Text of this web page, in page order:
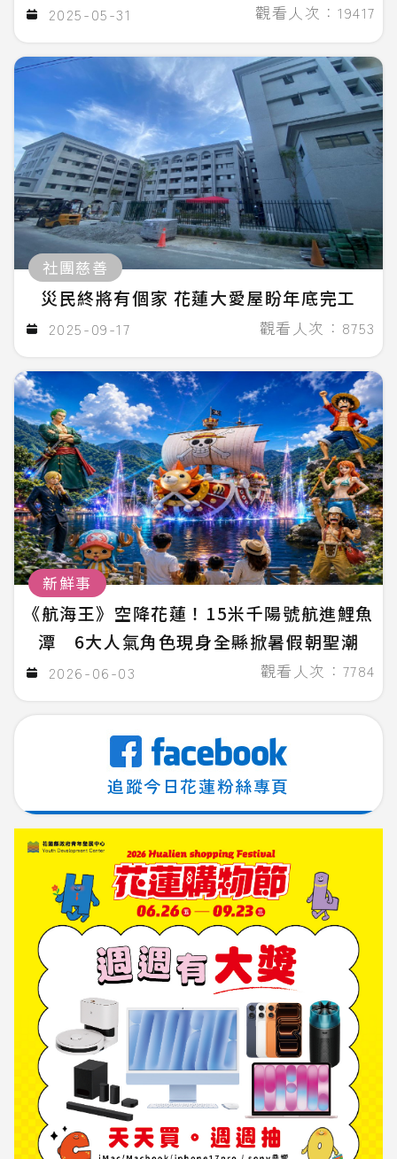
2025-05-31 觀看人次：19417
社團慈善
災民終將有個家 花蓮大愛屋盼年底完工
2025-09-17 觀看人次：8753
新鮮事
《航海王》空降花蓮！15米千陽號航進鯉魚
潭 6大人氣角色現身全縣掀暑假朝聖潮
2026-06-03 觀看人次：7784
追蹤今日花蓮粉絲專頁